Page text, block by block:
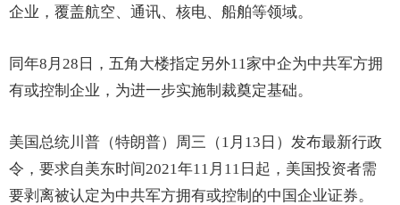
企业，覆盖航空、通讯、核电、船舶等领域。
同年8月28日，五角大楼指定另外11家中企为中共军方拥
有或控制企业，为进一步实施制裁奠定基础。
美国总统川普（特朗普）周三（1月13日）发布最新行政
令，要求自美东时间2021年11月11日起，美国投资者需
要剥离被认定为中共军方拥有或控制的中国企业证券。